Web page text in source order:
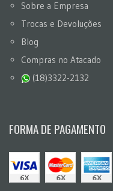
Sobre a Empresa
Trocas e Devoluções
Blog
Compras no Atacado
(18)3322-2132
FORMA DE PAGAMENTO